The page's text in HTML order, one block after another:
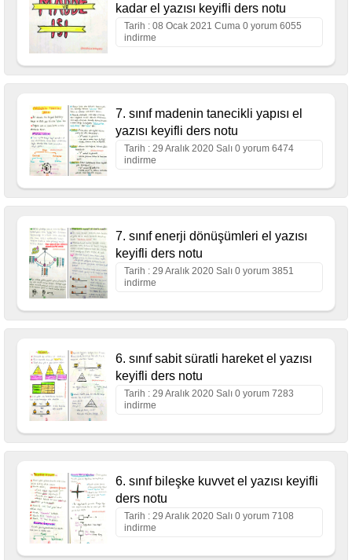
kadar el yazısı keyifli ders notu
Tarih : 08 Ocak 2021 Cuma 0 yorum 6055
indirme
7. sınıf madenin tanecikli yapısı el
yazısı keyifli ders notu
Tarih : 29 Aralık 2020 Salı 0 yorum 6474
indirme
7. sınıf enerji dönüşümleri el yazısı
keyifli ders notu
Tarih : 29 Aralık 2020 Salı 0 yorum 3851
indirme
6. sınıf sabit süratli hareket el yazısı
keyifli ders notu
Tarih : 29 Aralık 2020 Salı 0 yorum 7283
indirme
6. sınıf bileşke kuvvet el yazısı keyifli
ders notu
Tarih : 29 Aralık 2020 Salı 0 yorum 7108
indirme